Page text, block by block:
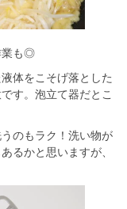
業も◎
体をこそげ落とした
す。泡立て器だとこ
のもラク！洗い物が
るかと思いますが、